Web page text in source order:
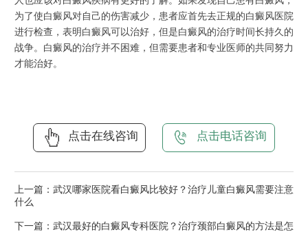
为了使白癜风对自己的伤害减少，患者应首先去正规的白癜风医院
进行检查，表明白癜风可以治好，但是白癜风的治疗时间长持久的
战争。白癜风的治疗并不困难，但需要患者和专业医师的共同努力
才能治好。
点击在线咨询 点击电话咨询
上一篇： 武汉哪家医院看白癜风比较好？治疗儿童白癜风需要注意
什么
下一篇： 武汉最好的白癜风专科医院？治疗颈部白癜风的方法是怎